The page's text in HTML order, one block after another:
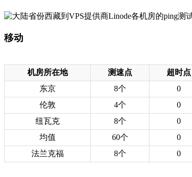
移动
机房所在地
测速点 超时点
东京
8个 0
伦敦
4个 0
纽瓦克
8个 0
均值
60个 0
法兰克福
8个 0